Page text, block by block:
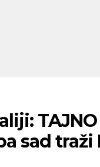
TAJNO
sad traži